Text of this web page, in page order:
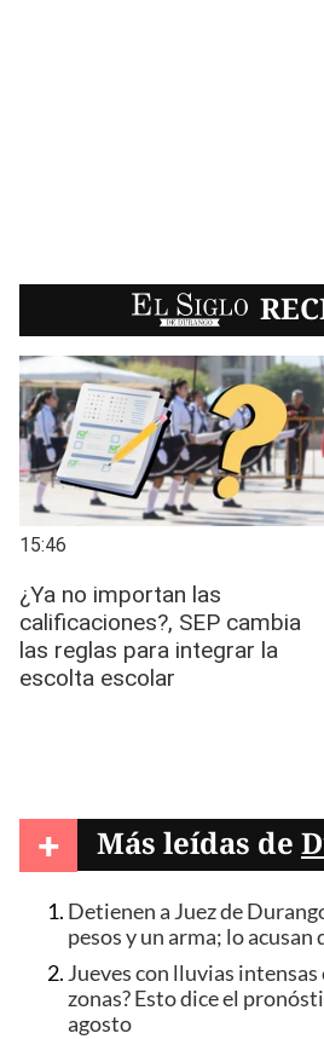
EL SIGLO
+ Más leídas de
Detienen a Juez de
pesos y un arma; lo acusan
Jueves con lluvias intensas
zonas? Esto dice el
agosto